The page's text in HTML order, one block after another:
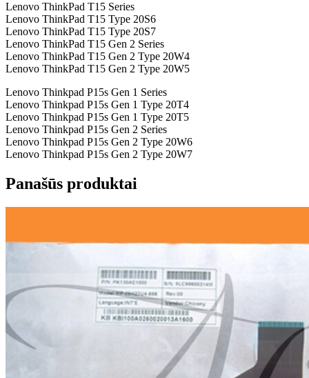
Lenovo ThinkPad T15 Series
Lenovo ThinkPad T15 Type 20S6
Lenovo ThinkPad T15 Type 20S7
Lenovo ThinkPad T15 Gen 2 Series
Lenovo ThinkPad T15 Gen 2 Type 20W4
Lenovo ThinkPad T15 Gen 2 Type 20W5
Lenovo Thinkpad P15s Gen 1 Series
Lenovo Thinkpad P15s Gen 1 Type 20T4
Lenovo Thinkpad P15s Gen 1 Type 20T5
Lenovo Thinkpad P15s Gen 2 Series
Lenovo Thinkpad P15s Gen 2 Type 20W6
Lenovo Thinkpad P15s Gen 2 Type 20W7
Panašūs produktai